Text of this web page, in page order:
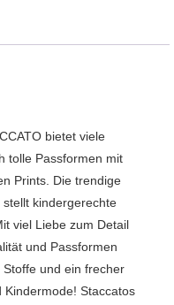
bietet viele
tolle Passformen mit
Prints. Die trendige
kindergerechte
viel Liebe zum Detail
und Passformen
und ein frecher
Kindermode! Staccatos